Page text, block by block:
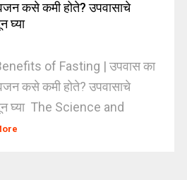
कसे कमी होते? उपवासाचे
घ्या
of Fasting | उपवास का
कसे कमी होते? उपवासाचे
घ्या The Science and